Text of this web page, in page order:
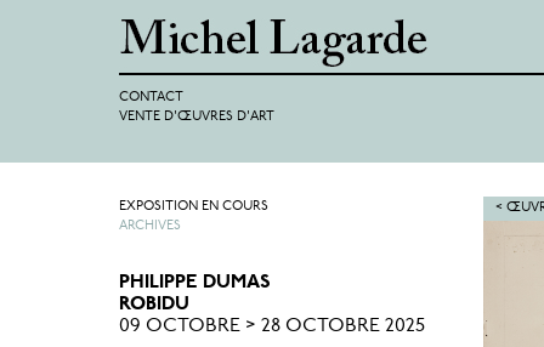
CONTACT
VENTE D'ŒUVRES D'ART
<
EXPOSITION EN COURS
ARCHIVES
PHILIPPE DUMAS
ROBIDU
09 OCTOBRE > 28 OCTOBRE 2025